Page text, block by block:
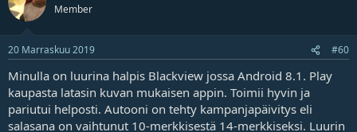
Member
20 Marraskuu 2019 #60
Minulla on luurina halpis Blackview jossa Android 8.1. Play
kaupasta latasin kuvan mukaisen appin. Toimii hyvin ja
pariutui helposti. Autooni on tehty kampanjapäivitys eli
salasana on vaihtunut 10-merkkisestä 14-merkkiseksi. Luurin